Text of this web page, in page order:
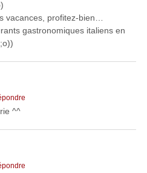
vacances, profitez-bien…
gastronomiques italiens en
^^